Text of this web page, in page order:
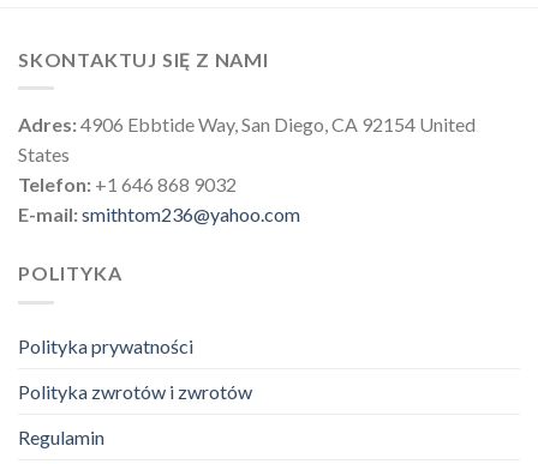
SKONTAKTUJ SIĘ Z NAMI
Adres:4906 Ebbtide Way, San Diego, CA 92154 United
States
Telefon: +1 646 868 9032
E-mail:smithtom236@yahoo.com
POLITYKA
Polityka prywatności
Polityka zwrotów i zwrotów
Regulamin